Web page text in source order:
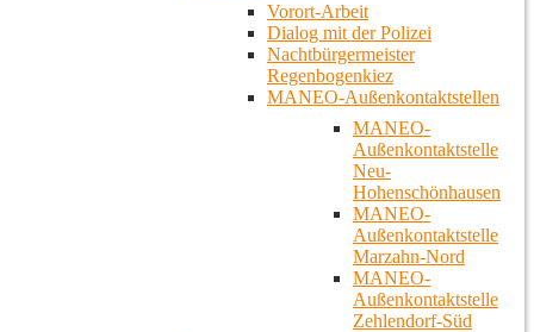
Vorort-Arbeit
Dialog mit der Polizei
Nachtbürgermeister
Regenbogenkiez
MANEO-Außenkontaktstellen
MANEO-
Außenkontaktstelle
Neu-
Hohenschönhausen
MANEO-
Außenkontaktstelle
Marzahn-Nord
MANEO-
Außenkontaktstelle
Zehlendorf-Süd